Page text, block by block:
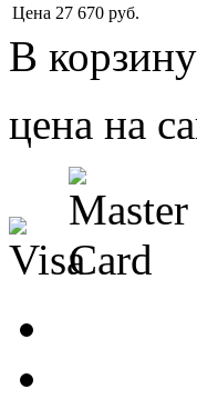
Цена 27 670 руб.
В корзину
цена на